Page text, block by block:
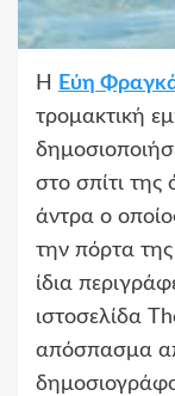
Η Εύη
τρομακτική
στο σπίτι
άντρα ο
την πόρτα της
ίδια
ιστοσελίδα
απόσπασμα